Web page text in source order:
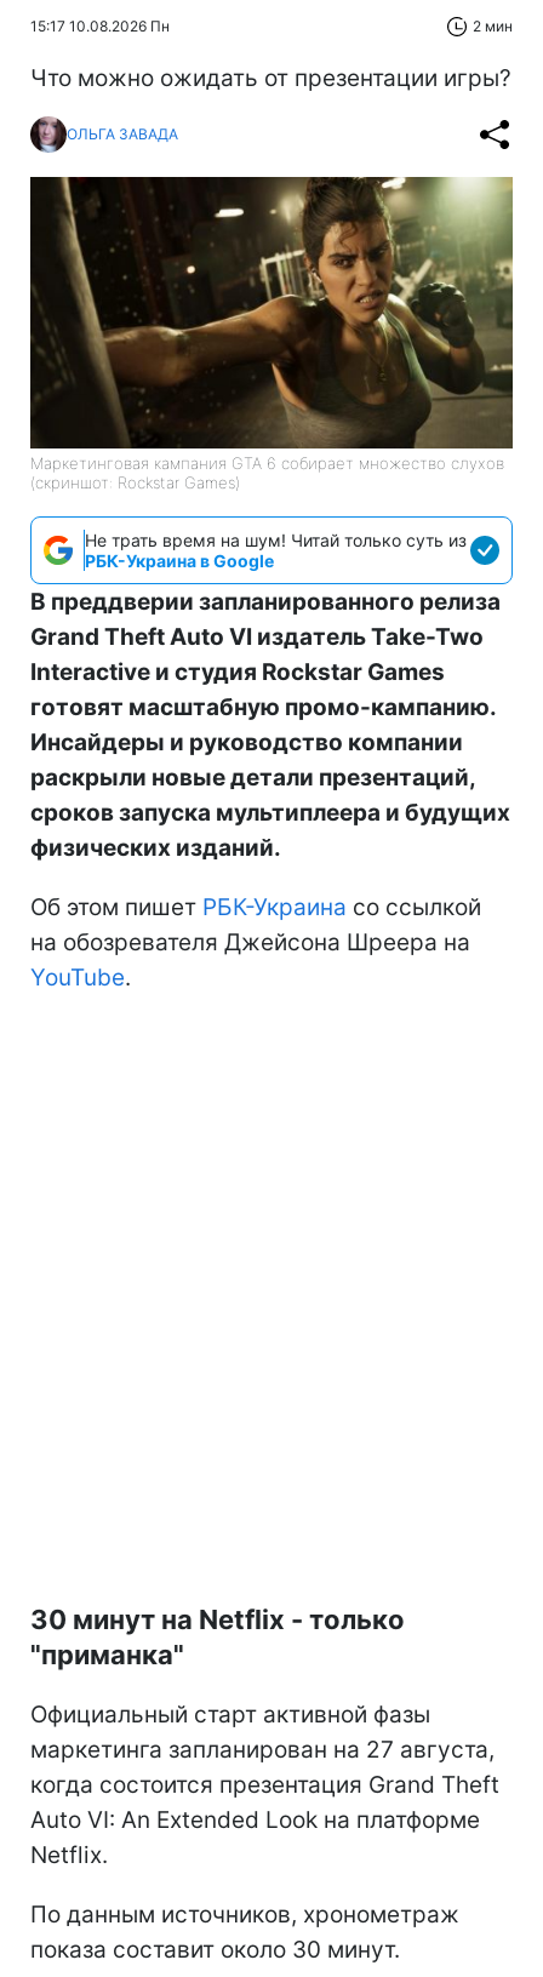
15:17 10.08.2026 Пн 2 мин
Что можно ожидать от презентации игры?
ОЛЬГА ЗАВАДА
Маркетинговая кампания GTA 6 собирает множество слухов
(скриншот: Rockstar Games)
Не трать время на шум! Читай только суть из
РБК-Украина в Google
В преддверии запланированного релиза
Grand Theft Auto VI издатель Take-Two
Interactive и студия Rockstar Games
готовят масштабную промо-кампанию.
Инсайдеры и руководство компании
раскрыли новые детали презентаций,
сроков запуска мультиплеера и будущих
физических изданий.
Об этом пишет РБК-Украина со ссылкой
на обозревателя Джейсона Шреера на
YouTube.
30 минут на Netflix - только
"приманка"
Официальный старт активной фазы
маркетинга запланирован на 27 августа,
когда состоится презентация Grand Theft
Auto VI: An Extended Look на платформе
Netflix.
По данным источников, хронометраж
показа составит около 30 минут.